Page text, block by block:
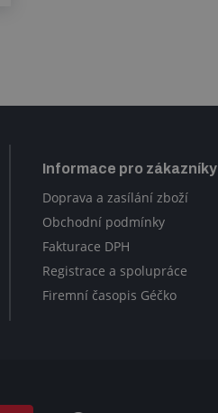
Informace pro zákazníky
Doprava a zasílání zboží
Obchodní podmínky
Fakturace DPH
Registrace a spolupráce
Firemní časopis Géčko